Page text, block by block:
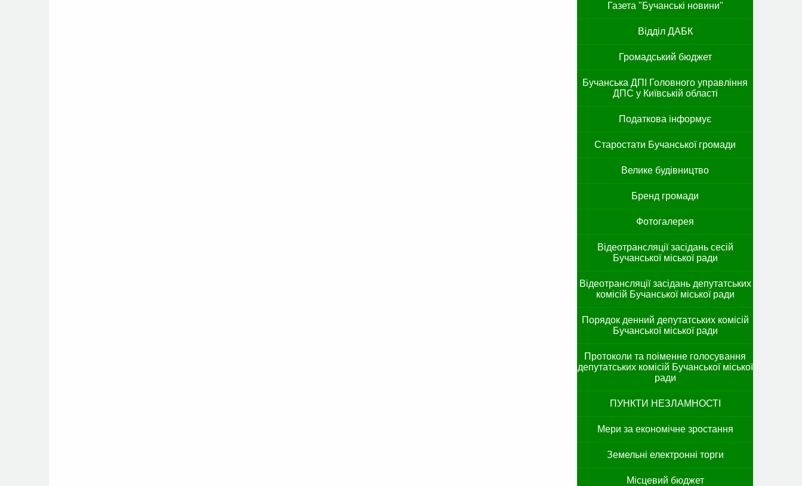
Газета "Бучанські новини"
Відділ ДАБК
Громадський бюджет
Бучанська ДПІ Головного управління
ДПС у Київській області
Податкова інформує
Старостати Бучанської громади
Велике будівництво
Бренд громади
Фотогалерея
Відеотрансляції засідань сесій
Бучанської міської ради
Відеотрансляції засідань депутатських
комісій Бучанської міської ради
Порядок денний депутатських комісій
Бучанської міської ради
Протоколи та поіменне голосування
депутатських комісій Бучанської міської
ради
ПУНКТИ НЕЗЛАМНОСТІ
Мери за економічне зростання
Земельні електронні торги
Місцевий бюджет